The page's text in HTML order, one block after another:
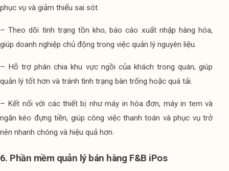
phục vụ và giảm thiểu sai sót.
– Theo dõi tình trạng tồn kho, báo cáo xuất nhập hàng hóa,
giúp doanh nghiệp chủ động trong việc quản lý nguyên liệu.
– Hỗ trợ phân chia khu vực ngồi của khách trong quán, giúp
quản lý tốt hơn và tránh tình trạng bàn trống hoặc quá tải.
– Kết nối với các thiết bị như máy in hóa đơn, máy in tem và
ngăn kéo đựng tiền, giúp công việc thanh toán và phục vụ trở
nên nhanh chóng và hiệu quả hơn.
6. Phần mềm quản lý bán hàng F&B iPos